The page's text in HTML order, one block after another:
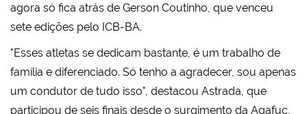
agora só fica atrás de Gerson Coutinho, que venceu
sete edições pelo ICB-BA.
"Esses atletas se dedicam bastante, é um trabalho de
família e diferenciado. Só tenho a agradecer, sou apenas
um condutor de tudo isso", destacou Astrada, que
participou de seis finais desde o surgimento da Agafuc,